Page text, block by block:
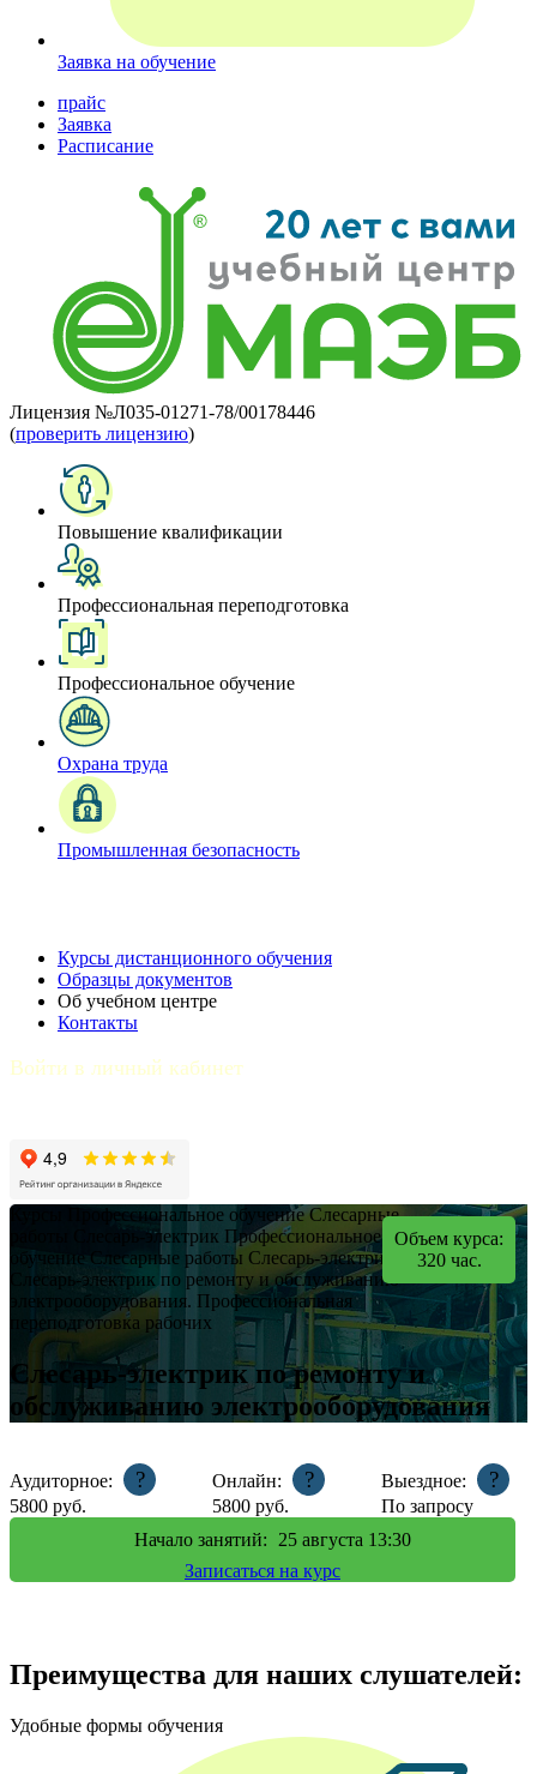
Заявка на обучение
прайс
Заявка
Расписание
Лицензия №Л035-01271-78/00178446
(проверить лицензию)
Повышение квалификации
Профессиональная переподготовка
Профессиональное обучение
Охрана труда
Промышленная безопасность
Курсы дистанционного обучения
Образцы документов
Об учебном центре
Контакты
Войти в личный кабинет
Курсы Профессиональное обучениеСлесарные
Слесарь-электрик Профессиональное
обучение Слесарные работы Слесарь-электрик
Слесарь-электрик по ремонту и обслуживанию
электрооборудования. Профессиональная
переподготовка рабочих
Слесарь-электрик по ремонту и
обслуживанию электрооборудования
Аудиторное: ?
5800 руб.
Онлайн: ?
5800 руб.
Выездное: ?
По запросу
Начало занятий:
25 августа 13:30
Записаться на курс
Объем курса:
320 час.
Преимущества для наших слушателей:
Удобные формы обучения